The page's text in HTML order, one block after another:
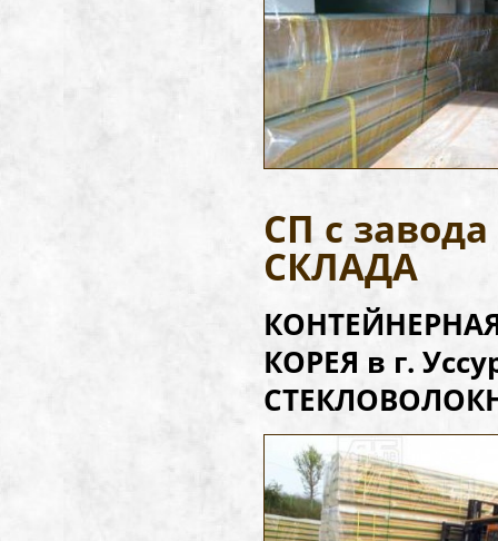
СП с
СКЛАДА
КОРЕЯ в г.